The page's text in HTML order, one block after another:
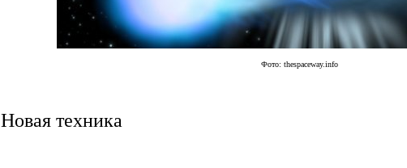
Фото: thespaceway.info
Новая техника